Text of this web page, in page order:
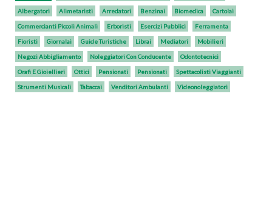
Albergatori Alimetaristi Arredatori Benzinai Biomedica Cartolai
Commercianti Piccoli Animali Erboristi Esercizi Pubblici Ferramenta
Fioristi Giornalai Guide Turistiche Librai Mediatori Mobilieri
Negozi Abbigliamento Noleggiatori Con Conducente Odontotecnici
Orafi E Gioiellieri Ottici Pensionati Pensionati Spettacolisti Viaggianti
Strumenti Musicali Tabaccai Venditori Ambulanti Videonoleggiatori